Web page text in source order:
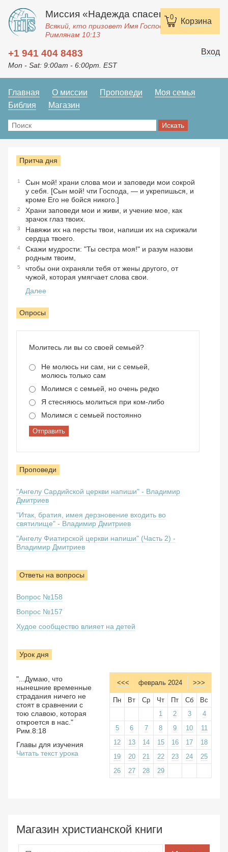
0 Корзина
Миссия «Надежда спасения»
Всякий, кто призовет Имя Господне, спасется.
Римлянам 10:13
+1 941 404 8483
Mon - Sat: 9:00am - 6:00pm. EST
Вход
Главная О миссии Проповеди
Моя семья
Библия
Магазин
Притча дня
1
Сын мой! храни слова мои и заповеди мои сокрой
у себя. [Сын мой! чти Господа, — и укрепишься, и
кроме Его не бойся никого.]
2
Храни заповеди мои и живи, и учение мое, как
зрачок глаз твоих.
3
Навяжи их на персты твои, напиши их на скрижали
сердца твоего.
4
Скажи мудрости: "Ты сестра моя!" и разум назови
родным твоим,
5
чтобы они охраняли тебя от жены другого, от
чужой, которая умягчает слова свои.
Далее
Опросы
Молитесь ли вы со своей семьей?
Не молюсь ни сам, ни с семьей,
молюсь только сам
Молимся с семьей, но очень редко
Я стесняюсь молиться при ком-либо
Молимся с семьей постоянно
Отправить
Проповеди
"Ангелу Сардийской церкви напиши" - Владимир
Дмитриев
"Итак, братия, имея дерзновение входить во
святилище" - Владимир Дмитриев
"Ангелу Фиатирской церкви напиши" (Часть 2) -
Владимир Дмитриев
Ответы на вопросы
Вопрос №158
Вопрос №157
Худое сообщество влияет на детей
Урок дня
<<< февраль 2024 >>>
Пн Вт Ср Чт Пт Сб
Вс
1
2 3
4
5
6 7 8 9 10
11
12
13 14 15 16 17
18
19
20 21 22 23 24
25
26
27 28 29
"...Думаю, что
нынешние временные
страдания ничего не
стоят в сравнении с
тою славою, которая
откроется в нас."
Рим.8:18
Главы для изучения
Читать текст урока
Магазин христианской книги